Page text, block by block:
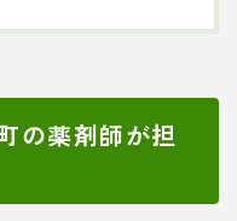
の薬剤師が担